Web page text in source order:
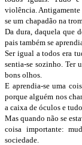
violência.
se um chapadão na
Da dura, daquela que
pais também se
Ser igual a todos era
sentia-se sozinho. Ter
bons olhos.
E aprendia-se uma
porque alguém nos
a caixa de óculos e
Mas quando não se
coisa importante:
sociedade.